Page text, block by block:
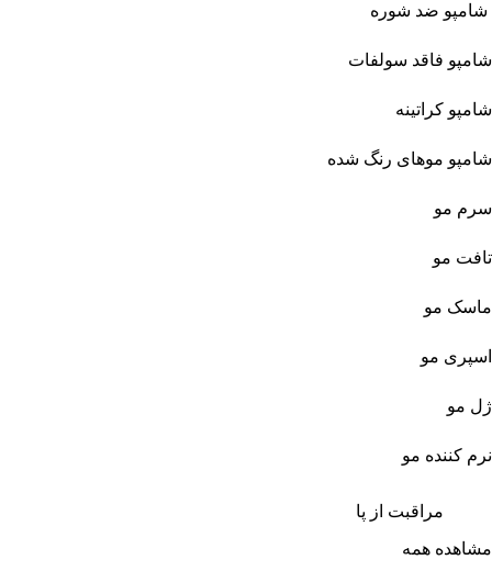
شامپو ضد شوره
شامپو فاقد سولفات
شامپو کراتینه
شامپو موهای رنگ شده
سرم مو
تافت مو
ماسک مو
اسپری مو
ژل مو
نرم کننده مو
مراقبت از پا
مشاهده همه